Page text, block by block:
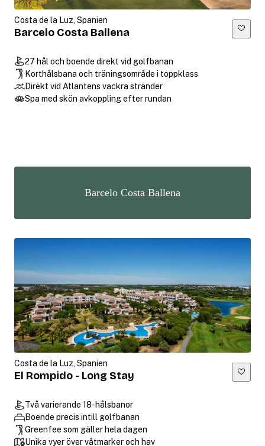
Costa de la Luz, Spanien
Barcelo Costa Ballena
27 hål och boende direkt vid golfbanan
Korthålsbana och träningsområde i toppklass
Direkt vid Atlantens vackra stränder
Spa med skön avkoppling efter rundan
Barcelo Costa Ballena
Costa de la Luz, Spanien
El Rompido - Long Stay
Två varierande 18-hålsbanor
Boende precis intill golfbanan
Greenfee som gäller hela dagen
Unika vyer över våtmarker och hav